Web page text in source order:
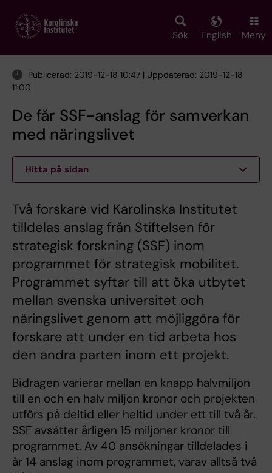
main
Sök English Meny
Publicerad: 2019-12-18 10:47 | Uppdaterad: 2019-12-18
11:00
De får SSF-anslag för samverkan
med näringslivet
Hitta på sidan
Två forskare vid Karolinska Institutet
tilldelas anslag från Stiftelsen för
strategisk forskning (SSF) inom
programmet för strategisk mobilitet.
Programmet syftar till att öka utbytet
mellan svenska universitet och
näringslivet genom att möjliggöra för
forskare att under en tid arbeta hos
den andra parten inom ett projekt.
Bidragen varierar mellan en knapp halvmiljon
till en och en halv miljon kronor och projekten
utförs på deltid eller heltid under ett till två år.
SSF avsätter årligen 15 miljoner kronor till
programmet. Av 40 ansökningar tilldelades i
år 14 anslag inom programmet, varav alltså två